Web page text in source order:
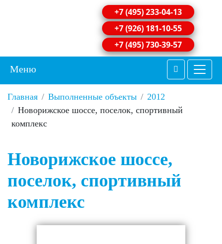
+7 (495) 233-04-13
+7 (926) 181-10-55
+7 (495) 730-39-57
Меню
Главная Выполненные объекты
2012
Новорижское шоссе, поселок, спортивный
комплекс
Новорижское шоссе,
поселок, спортивный
комплекс